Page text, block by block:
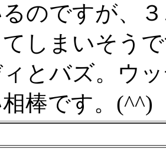
のですが、
しまいそう
とバズ。ウ
棒です。(^^)